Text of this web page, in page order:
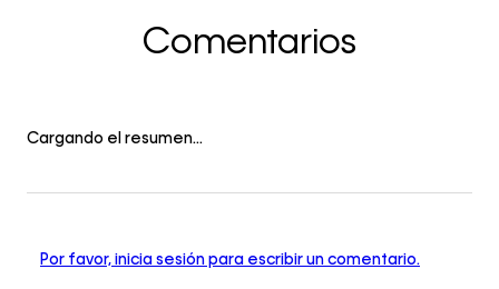
Comentarios
Cargando el resumen…
Por favor, inicia sesión para escribir un comentario.